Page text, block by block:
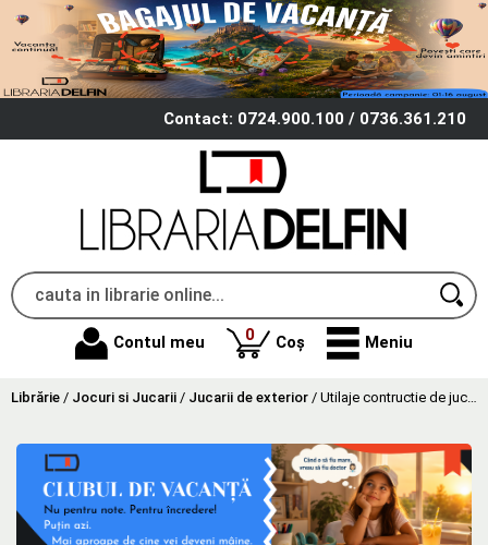
Contact: 0724.900.100 / 0736.361.210
Contul meu 0produse
Coș Meniu
Librărie / Jocuri si Jucarii / Jucarii de exterior / Utilaje contructie de jucarie